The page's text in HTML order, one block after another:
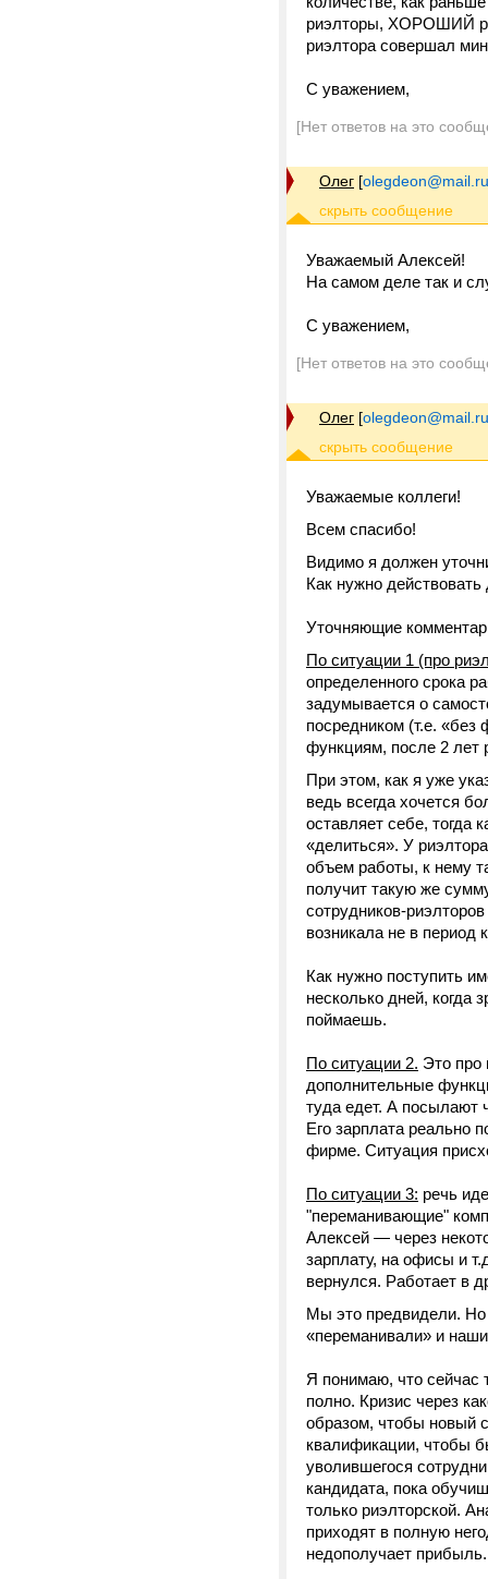
риэлторы, ХОРОШИЙ
риэлтора совершал
С уважением,
[Нет ответов на это
Олег [olegdeon@mail.ru
Уважаемый Алексей!
На самом деле так и
С уважением,
[Нет ответов на это
Олег [olegdeon@mail.ru
Уважаемые коллеги!
Всем спасибо!
Видимо я должен
Как нужно
Уточняющие
По ситуации 1 (про
определенного срока
задумывается о
посредником (т.е.
функциям, после 2 лет
При этом, как я уже
ведь всегда хочется
оставляет себе, тогда
«делиться». У
объем работы, к нему
получит такую же
сотрудников-
возникала не в период
Как нужно поступить
несколько дней, когда
поймаешь.
По ситуации 2. Это про
дополнительные
туда едет. А посылают
Его зарплата реально
фирме. Ситуация
По ситуации 3: речь
"переманивающие"
Алексей — через
зарплату, на офисы и
вернулся. Работает в
Мы это предвидели. Но
«переманивали» и
Я понимаю, что сейчас
полно. Кризис через
образом, чтобы новый
квалификации, чтобы
уволившегося
кандидата, пока
только риэлторской.
приходят в полную
недополучает прибыль.